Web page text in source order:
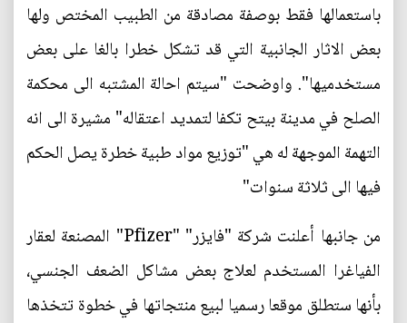
باستعمالها فقط بوصفة مصادقة من الطبيب المختص ولها
بعض الاثار الجانبية التي قد تشكل خطرا بالغا على بعض
مستخدميها". واوضحت "سيتم احالة المشتبه الى محكمة
الصلح في مدينة بيتح تكفا لتمديد اعتقاله" مشيرة الى انه
التهمة الموجهة له هي "توزيع مواد طبية خطرة يصل الحكم
فيها الى ثلاثة سنوات"
من جانبها أعلنت شركة "فايزر" "Pfizer" المصنعة لعقار
الفياغرا المستخدم لعلاج بعض مشاكل الضعف الجنسي،
بأنها ستطلق موقعا رسميا لبيع منتجاتها في خطوة تتخذها